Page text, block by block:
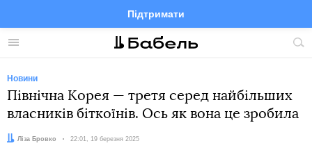
Меню
Підтримати
FacebookTelegramTwitter
Новини
Північна Корея — третя серед найбільших
власників біткоїнів. Ось як вона це зробила
Автор:
Ліза Бровко Дата:
22:01, 19 березня 2025